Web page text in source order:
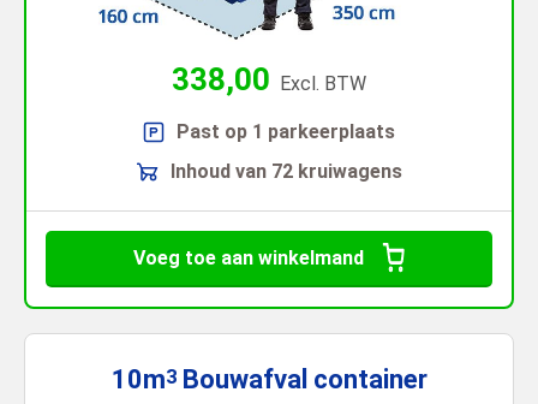
338,00 Excl. BTW
Past op 1 parkeerplaats
Inhoud van 72 kruiwagens
Voeg toe aan winkelmand
10m3 Bouwafval container